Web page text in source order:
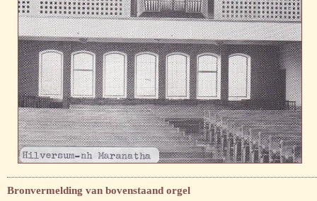
Bronvermelding van bovenstaand orgel